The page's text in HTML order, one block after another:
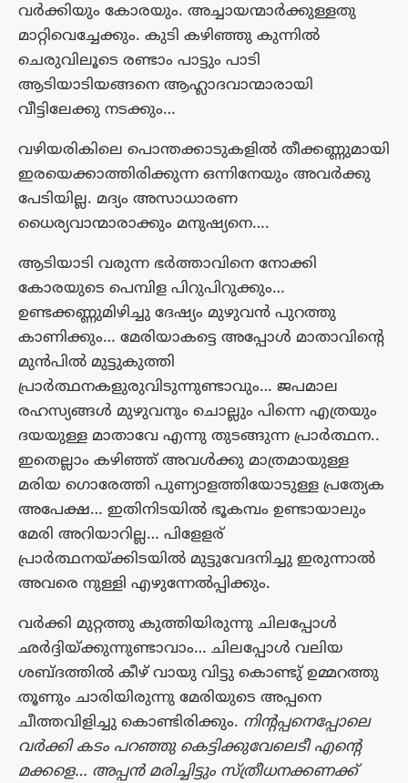
വർക്കിയും കോരയും. അച്ചായന്മാർക്കുള്ളതു
മാറ്റിവെച്ചേക്കും. കുടി കഴിഞ്ഞു കുന്നിൽ
ചെരുവിലൂടെ രണ്ടാം പാട്ടും പാടി
ആടിയാടിയങ്ങനെ ആഹ്ലാദവാന്മാരായി
വീട്ടിലേക്കു നടക്കും…
വഴിയരികിലെ പൊന്തക്കാടുകളിൽ തീക്കണ്ണുമായി
ഇരയെക്കാത്തിരിക്കുന്ന ഒന്നിനേയും അവർക്കു
പേടിയില്ല. മദ്യം അസാധാരണ
ധൈര്യവാന്മാരാക്കും മനുഷ്യനെ….
ആടിയാടി വരുന്ന ഭർത്താവിനെ നോക്കി
കോരയുടെ പെമ്പിള പിറുപിറുക്കും…
ഉണ്ടക്കണ്ണുമിഴിച്ചു ദേഷ്യം മുഴുവൻ പുറത്തു
കാണിക്കും… മേരിയാകട്ടെ അപ്പോൾ മാതാവിന്റെ
മുൻപിൽ മുട്ടുകുത്തി
പ്രാർത്ഥനകളുരുവിടുന്നുണ്ടാവും… ജപമാല
രഹസ്യങ്ങൾ മുഴുവനും ചൊല്ലും പിന്നെ എത്രയും
ദയയുള്ള മാതാവേ എന്നു തുടങ്ങുന്ന പ്രാർത്ഥന..
ഇതെല്ലാം കഴിഞ്ഞ് അവൾക്കു മാത്രമായുള്ള
മരിയ ഗൊരേത്തി പുണ്യാളത്തിയോടുള്ള പ്രത്യേക
അപേക്ഷ… ഇതിനിടയിൽ ഭൂകമ്പം ഉണ്ടായാലും
മേരി അറിയാറില്ല… പിളേളര്
പ്രാർത്ഥനയ്ക്കിടയിൽ മുട്ടുവേദനിച്ചു ഇരുന്നാൽ
അവരെ നുള്ളി എഴുന്നേൽപ്പിക്കും.
വർക്കി മുറ്റത്തു കുത്തിയിരുന്നു ചിലപ്പോൾ
ഛർദ്ദിയ്ക്കുന്നുണ്ടാവാം… ചിലപ്പോൾ വലിയ
ശബ്ദത്തിൽ കീഴ് വായു വിട്ടു കൊണ്ടു് ഉമ്മറത്തു
തൂണും ചാരിയിരുന്നു മേരിയുടെ അപ്പനെ
ചീത്തവിളിച്ചു കൊണ്ടിരിക്കും. നിന്റപ്പനെപ്പോലെ
വർക്കി കടം പറഞ്ഞു കെട്ടിക്കുവേലെടീ എന്റെ
മക്കളെ… അപ്പൻ മരിച്ചിട്ടും സ്ത്രീധനക്കണക്ക്